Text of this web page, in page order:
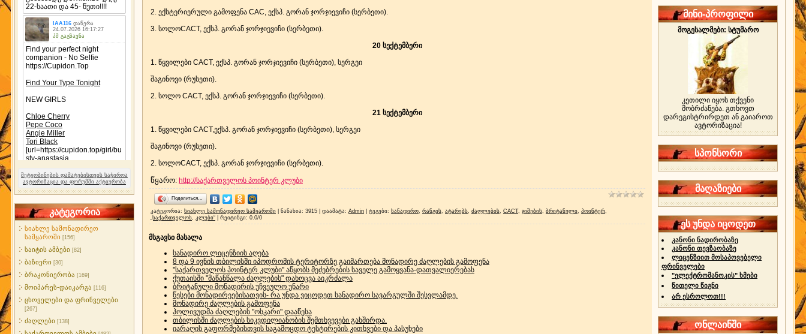
შეტყობინების დამატებისთვის საჭიროა
ავტორიზაცია და ფორუმში აქტიურობა
კატეგორია
სიახლე სამონადირეო
სამყაროში [156]
საიტის ამბები [82]
ბაზიერი [30]
ბრაკონიერობა [169]
მოიპარეს-დაიკარგა [116]
ცხოველები და ფრინველები
[267]
ძაღლები [138]
2. ექსტერიერული გამოფენა CAC, ექსპ. გორან ჯორჯიევიჩი (სერბეთი).
3. სოლოCACT, ექსპ. გორან ჯორჯიევიჩი (სერბეთი).
20 სექტემბერი
1. წყვილები CACT, ექსპ. გორან ჯორჯიევიჩი (სერბეთი), სერგეი
შაგინოვი (რუსეთი).
2. სოლო CACT, ექსპ. გორან ჯორჯიევიჩი (სერბეთი).
21 სექტემბერი
1. წყვილები CACT,ექსპ. გორან ჯორჯიევიჩი (სერბეთი), სერგეი
შაგინოვი (რუსეთი).
2. სოლოCACT, ექსპ. გორან ჯორჯიევიჩი (სერბეთი).
წყარო: http://საქართველოს პოინტერ კლუბი
Поделиться…
კატეგორია: სიახლე სამონადირეო სამყაროში ნანახია: 3915 | დაამატა: Admin ტეგები: სანადირო, რანგის, ატარებს, ძაღლების, CACT, ჯიშების, ბრიტანული, პოინტერ,
„საქართველოს, კლუბი“ რეიტინგი: 0.0/0
მსგავსი მასალა
სანადირო ლიცენზიის აღება
8 და 9 ივნის თბილისში იპოდრომის ტერიტორზე გაიმართება მონადირე ძაღლების გამოფენა
''საქართველოს პოინტერ კლუბი'' აწყობს მეძებრების საველე გამოყვანა-დათვალიერებას
ქუთაისში "მაწანწალა ძაღლების" დახოცვა აიკრძალა
ბრიტანული მონადირის უჩვეულო უნარი
წესები მონადირეებისათვის- რა უნდა ვიცოდეთ სანადირო სავარგულში შესვლამდე.
მონადირე ძაღლების გამოფენა
ჰოლივუდმა ძაღლების "ოსკარი" დააწესა
თბილისში ძაღლების სიკვდილიანობის შემთხვევები გახშირდა.
იარაღის გაფორმებისთვის საგამოცდო ტესტირების კითხვები და პასუხები
მინი-პროფილი
მოგესალმები: სტუმარო
კეთილი იყოს თქვენი
მობრძანება. გთხოვთ
დარეგისტრირდეთ ან გაიაროთ
ავტორიზაცია!
სპონსორი
მაღაზიები
ეს უნდა იცოდეთ
კანონი ნადირობაზე
კანონი თევზაობაზე
ლიცენზიით მოსაპოვებელი
ფრინველები
"ელექტრომანოკის" ხმები
წითელი წიგნი
არ ესროლოთ!!!
ონლაინში